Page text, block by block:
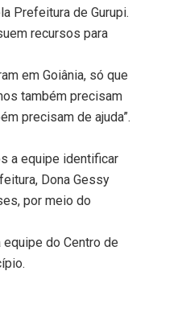
Prefeitura de Gurupi.
recursos para
em Goiânia, só que
também precisam
precisam de ajuda”.
a equipe identificar
Dona Gessy
por meio do
do Centro de